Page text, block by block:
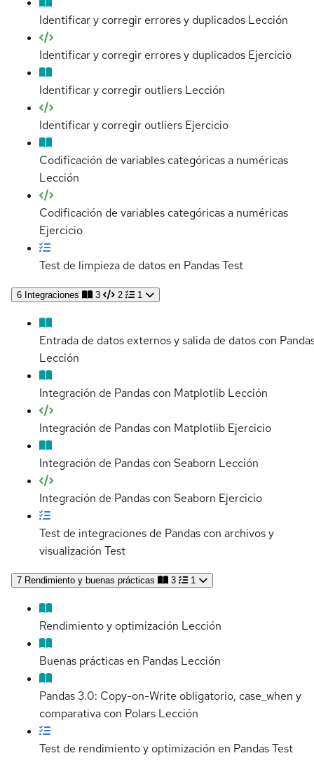
Identificar y corregir errores y duplicados Lección
Identificar y corregir errores y duplicados Ejercicio
Identificar y corregir outliers Lección
Identificar y corregir outliers Ejercicio
Codificación de variables categóricas a numéricas
Lección
Codificación de variables categóricas a numéricas
Ejercicio
Test de limpieza de datos en PandasTest
6 Integraciones 3 2 1
Entrada de datos externos y salida de datos con
Lección
Integración de Pandas con Matplotlib Lección
Integración de Pandas con Matplotlib Ejercicio
Integración de Pandas con Seaborn Lección
Integración de Pandas con Seaborn Ejercicio
Test de integraciones de Pandas con archivos y
visualización Test
7 Rendimiento y buenas prácticas 3 1
Rendimiento y optimización Lección
Buenas prácticas en Pandas Lección
Pandas 3.0: Copy-on-Write obligatorio, case_when y
comparativa con Polars Lección
Test de rendimiento y optimización en PandasTest